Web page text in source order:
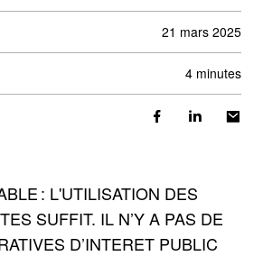
21 mars 2025
4 minutes
: L'UTILISATION DES
SUFFIT. IL N’Y A PAS DE
D’INTERET PUBLIC